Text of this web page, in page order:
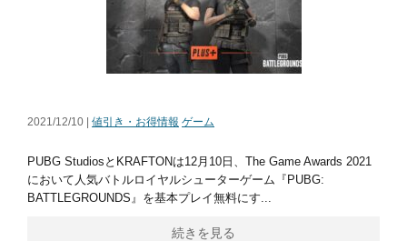
2021/12/10 | 値引き・お得情報 ゲーム
PUBG StudiosとKRAFTONは12月10日、The Game Awards 2021
において人気バトルロイヤルシューターゲーム『PUBG:
BATTLEGROUNDS』を基本プレイ無料にす...
続きを見る